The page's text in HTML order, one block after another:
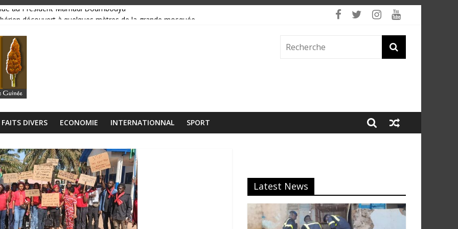
au Président Mamadi Doumbouya
entre un camion et un taxi
Rogbanè en complexe balnéaire
𝗱𝗲𝘀 𝗰𝗶𝗻𝗾 𝗽𝗿𝗶𝗼𝗿𝗶𝘁𝗲́𝘀 𝘀𝘁𝗿𝗮𝘁𝗲́𝗴𝗶𝗾𝘂𝗲𝘀 𝗱𝘂 𝗴𝗼𝘂𝘃𝗲𝗿𝗻𝗲𝗺𝗲𝗻𝘁
FAITS DIVERS ECONOMIE INTERNATIONNAL SPORT
Latest News